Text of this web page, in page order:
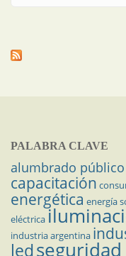
PALABRA CLAVE
alumbrado público
capacitación
energética energía
eléctrica
industria argentina
led